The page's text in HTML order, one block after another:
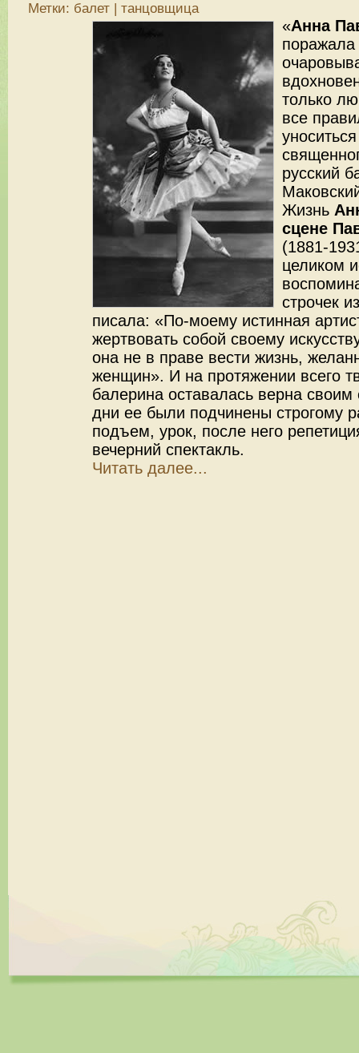
Метки: балет | танцовщица
«Анна
поражала
только
все
русский
Жизнь
сцене
(1881-
целиком
строчек
писала: «По-моему истинная
жертвовать собой своему
она не в праве вести жизнь,
женщин». И на протяжении всего
балерина оставалась верна
дни ее были подчинены строгому
подъем, урок, после него
вечерний спектакль.
Читать далее...